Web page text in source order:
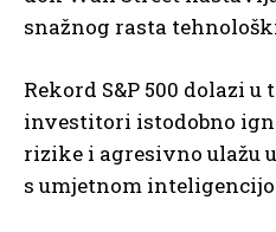
snažnog rasta
Rekord S&P 500 dolazi
investitori istodobno
rizike i agresivno ulažu
s umjetnom